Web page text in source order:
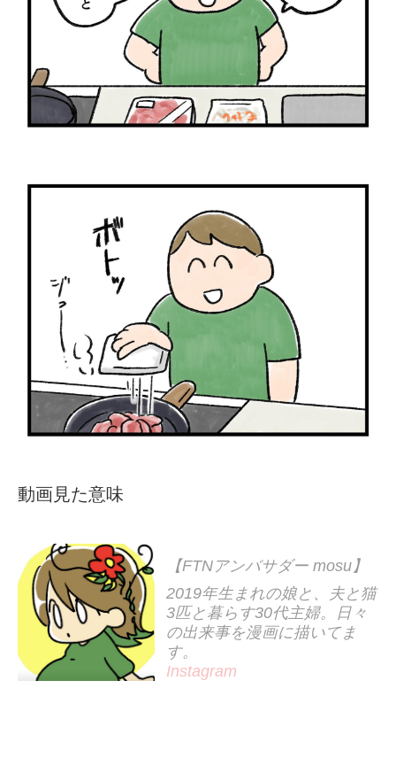
動画見た意味
【FTNアンバサダー mosu】
2019年生まれの娘と、夫と猫
3匹と暮らす30代主婦。日々
の出来事を漫画に描いてま
す。
Instagram